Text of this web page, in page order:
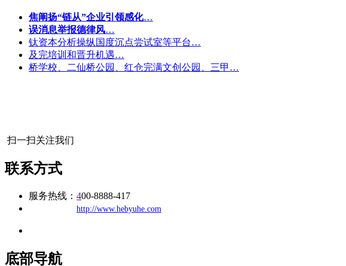
焦阐扬“链从”企业引领感化…
误消息举报德律风…
钛资本分析操纵国度沉点尝试室等平台…
及完培训和晋升机遇…
桥学校、二仙桥公园、红仓完满文创公园、三甲…
扫一扫关注我们
联系方式
服务热线： 400-8888-417
http://www.hebyuhe.com
底部导航